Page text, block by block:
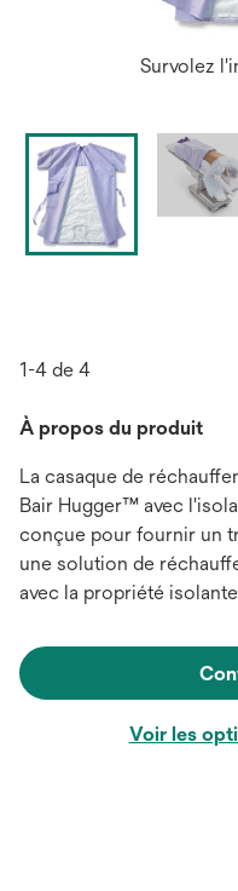
Survolez
1-4 de 4
À propos du produit
La casaque de
Bair Hugger™ avec
conçue pour fournir un
une solution de
avec la propriété
Voir les